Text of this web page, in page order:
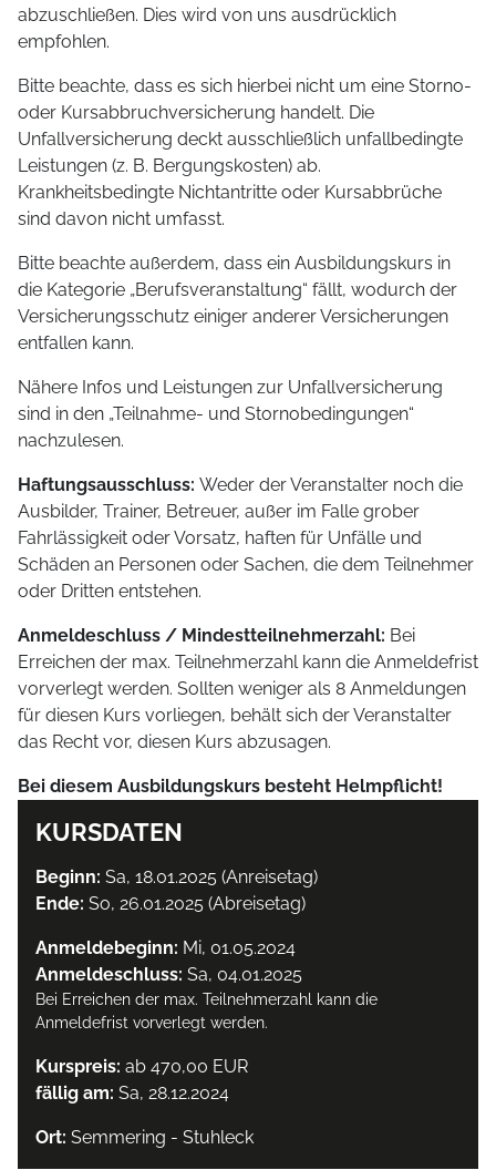
abzuschließen. Dies wird von uns ausdrücklich
empfohlen.
Bitte beachte, dass es sich hierbei nicht um eine Storno-
oder Kursabbruchversicherung handelt. Die
Unfallversicherung deckt ausschließlich unfallbedingte
Leistungen (z. B. Bergungskosten) ab.
Krankheitsbedingte Nichtantritte oder Kursabbrüche
sind davon nicht umfasst.
Bitte beachte außerdem, dass ein Ausbildungskurs in
die Kategorie „Berufsveranstaltung“ fällt, wodurch der
Versicherungsschutz einiger anderer Versicherungen
entfallen kann.
Nähere Infos und Leistungen zur Unfallversicherung
sind in den „Teilnahme- und Stornobedingungen“
nachzulesen.
Haftungsausschluss: Weder der Veranstalter noch die
Ausbilder, Trainer, Betreuer, außer im Falle grober
Fahrlässigkeit oder Vorsatz, haften für Unfälle und
Schäden an Personen oder Sachen, die dem Teilnehmer
oder Dritten entstehen.
Anmeldeschluss / Mindestteilnehmerzahl: Bei
Erreichen der max. Teilnehmerzahl kann die Anmeldefrist
vorverlegt werden. Sollten weniger als 8 Anmeldungen
für diesen Kurs vorliegen, behält sich der Veranstalter
das Recht vor, diesen Kurs abzusagen.
Bei diesem Ausbildungskurs besteht Helmpflicht!
KURSDATEN
Beginn: Sa, 18.01.2025 (Anreisetag)
Ende: So, 26.01.2025 (Abreisetag)
Anmeldebeginn: Mi, 01.05.2024
Anmeldeschluss: Sa, 04.01.2025
Bei Erreichen der max. Teilnehmerzahl kann die
Anmeldefrist vorverlegt werden.
Kurspreis: ab 470,00 EUR
fällig am: Sa, 28.12.2024
Ort: Semmering - Stuhleck